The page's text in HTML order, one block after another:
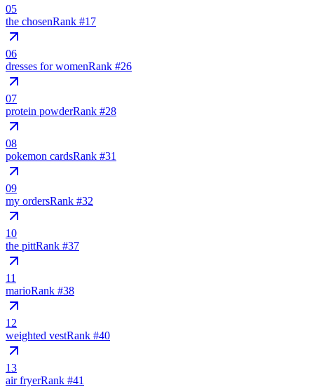
05
the chosenRank #17
06
dresses for womenRank #26
07
protein powderRank #28
08
pokemon cardsRank #31
09
my ordersRank #32
10
the pittRank #37
11
marioRank #38
12
weighted vestRank #40
13
air fryerRank #41